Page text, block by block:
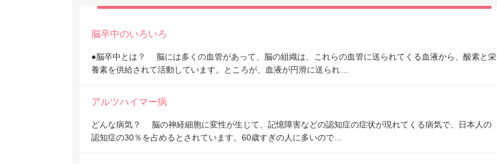
脳卒中のいろいろ
●脳卒中とは？ 脳には多くの血管があって、脳の組織は、これらの血管に送られてくる血液から、酸素と栄
養素を供給されて活動しています。ところが、血液が円滑に送られ…
アルツハイマー病
どんな病気？ 脳の神経細胞に変性が生じて、記憶障害などの認知症の症状が現れてくる病気で、日本人の
認知症の30％を占めるとされています。60歳すぎの人に多いので…